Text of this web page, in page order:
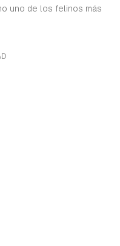
uno de los felinos más